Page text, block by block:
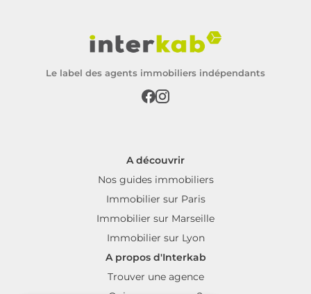
Le label des agents immobiliers indépendants
A découvrir
Nos guides immobiliers
Immobilier sur Paris
Immobilier sur Marseille
Immobilier sur Lyon
A propos d'Interkab
Trouver une agence